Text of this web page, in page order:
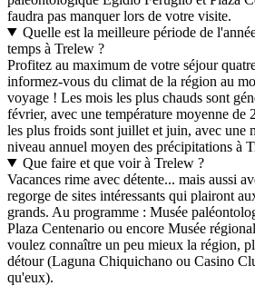
faudra pas manquer lors de votre visite.
Quelle est la meilleure période de
temps à Trelew ?
Profitez au maximum de votre séjour
informez-vous du climat de la région au
voyage ! Les mois les plus chauds sont
février, avec une température moyenne de
les plus froids sont juillet et juin, avec une
niveau annuel moyen des précipitations à
Que faire et que voir à Trelew ?
Vacances rime avec détente... mais aussi
regorge de sites intéressants qui plairont
grands. Au programme : Musée
Plaza Centenario ou encore Musée
voulez connaître un peu mieux la région,
détour (Laguna Chiquichano ou Casino
qu'eux).